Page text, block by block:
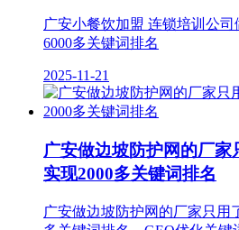
广安小餐饮加盟 连锁培训公
6000多关键词排名
2025-11-21
广安做边坡防护网的厂
实现2000多关键词排名
广安做边坡防护网的厂家只用